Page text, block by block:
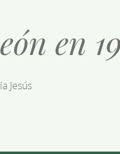
en
Jesús